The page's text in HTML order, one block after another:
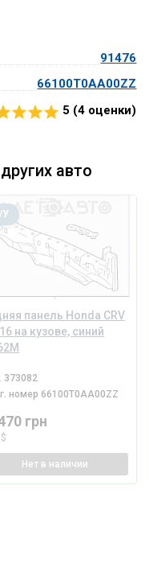
91476
66100T0AA00ZZ
5 (4 оценки)
авто
панель Honda CRV
на кузове, синий
У
373082
номер 66100T0AA00ZZ
грн
Нет в наличии